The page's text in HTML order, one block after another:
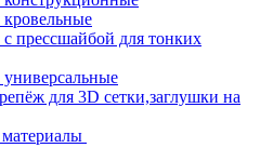
прессшайбой для тонких
для 3D сетки,заглушки на